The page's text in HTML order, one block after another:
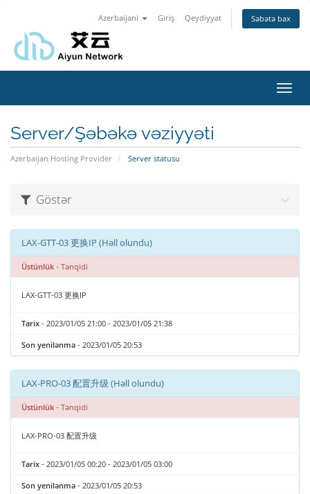
Azerbaijani Giriş Qeydiyyat Səbətə bax
keçid
Server/Şəbəkə vəziyyəti
Azerbaijan Hosting Provider Server statusu
Göstər
LAX-GTT-03 更换IP (Həll olundu)
Üstünlük - Tənqidi
LAX-GTT-03 更换IP
Tarix - 2023/01/05 21:00 - 2023/01/05 21:38
Son yenilənmə - 2023/01/05 20:53
LAX-PRO-03 配置升级 (Həll olundu)
Üstünlük - Tənqidi
LAX-PRO-03 配置升级
Tarix - 2023/01/05 00:20 - 2023/01/05 03:00
Son yenilənmə - 2023/01/05 20:53